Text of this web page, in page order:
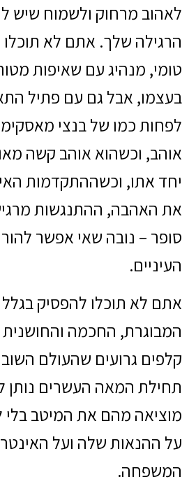
לאהוב מרחוק ולשמוח
הרגילה שלך. אתם לא
טומי, מנהיג עם שאיפות
בעצמו, אבל גם עם פתיל
לפחות כמו של בנצי
אוהב, וכשהוא אוהב קשה
יחד אתו, וכשההתקדמות
את האהבה, ההתנגשות
סופר – נובה שאי אפשר
העיניים.
אתם לא תוכלו להפסיק בגלל
המבוגרת, החכמה
קלפים גרועים שהעולם
תחילת המאה העשרים נותן
מוציאה מהם את המיטב בלי
על ההנאות שלה ועל
המשפחה.